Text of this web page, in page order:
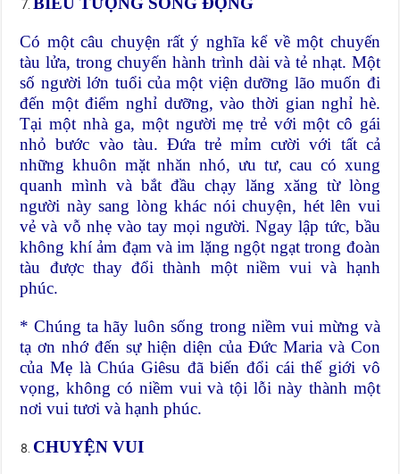
Có một câu chuyện rất ý nghĩa kể về một chuyến
tàu lửa, trong chuyến hành trình dài và tẻ nhạt. Một
số người lớn tuổi của một viện dưỡng lão muốn đi
đến một điểm nghỉ dưỡng, vào thời gian nghỉ hè.
Tại một nhà ga, một người mẹ trẻ với một cô gái
nhỏ bước vào tàu. Đứa trẻ mỉm cười với tất cả
những khuôn mặt nhăn nhó, ưu tư, cau có xung
quanh mình và bắt đầu chạy lăng xăng từ lòng
người này sang lòng khác nói chuyện, hét lên vui
vẻ và vỗ nhẹ vào tay mọi người. Ngay lập tức, bầu
không khí ảm đạm và im lặng ngột ngạt trong đoàn
tàu được thay đổi thành một niềm vui và hạnh
phúc.
* Chúng ta hãy luôn sống trong niềm vui mừng và
tạ ơn nhớ đến sự hiện diện của Đức Maria và Con
của Mẹ là Chúa Giêsu đã biến đổi cái thế giới vô
vọng, không có niềm vui và tội lỗi này thành một
nơi vui tươi và hạnh phúc.
CHUYỆN VUI